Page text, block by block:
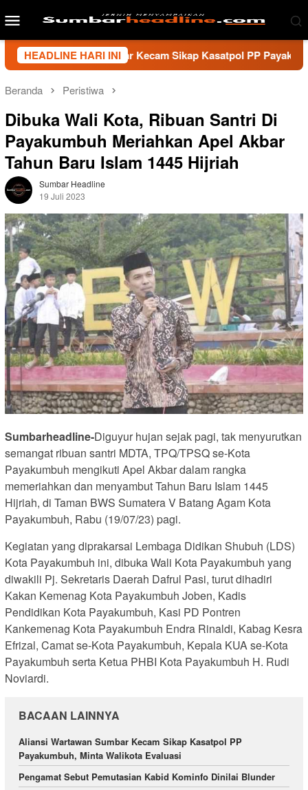
ke
Menu
Mobile
HEADLINE HARI INI
Sumbar Kecam Sikap Kasatpol PP Payakumbuh, Minta
Beranda Peristiwa
Dibuka Wali Kota, Ribuan Santri Di
Payakumbuh Meriahkan Apel Akbar
Tahun Baru Islam 1445 Hijriah
Sumbar Headline
19 Juli 2023
Sumbarheadline-Diguyur hujan sejak pagi, tak menyurutkan
semangat ribuan santri MDTA, TPQ/TPSQ se-Kota
Payakumbuh mengikuti Apel Akbar dalam rangka
memeriahkan dan menyambut Tahun Baru Islam 1445
Hijriah, di Taman BWS Sumatera V Batang Agam Kota
Payakumbuh, Rabu (19/07/23) pagi.
Kegiatan yang diprakarsai Lembaga Didikan Shubuh (LDS)
Kota Payakumbuh ini, dibuka Wali Kota Payakumbuh yang
diwakili Pj. Sekretaris Daerah Dafrul Pasi, turut dihadiri
Kakan Kemenag Kota Payakumbuh Joben, Kadis
Pendidikan Kota Payakumbuh, Kasi PD Pontren
Kankemenag Kota Payakumbuh Endra Rinaldi, Kabag Kesra
Efrizal, Camat se-Kota Payakumbuh, Kepala KUA se-Kota
Payakumbuh serta Ketua PHBI Kota Payakumbuh H. Rudi
Noviardi.
BACAAN LAINNYA
Aliansi Wartawan Sumbar Kecam Sikap Kasatpol PP
Payakumbuh, Minta Walikota Evaluasi
Pengamat Sebut Pemutasian Kabid Kominfo Dinilai Blunder